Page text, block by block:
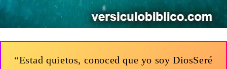
“Estad quietos, conoced que yo soy DiosSeré